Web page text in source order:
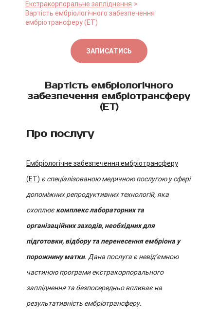
Екстракорпоральне запліднення
Вартість ембріологічного забезпечення
ембріотрансферу (ЕТ)
ЗАПИСАТИСЬ
Вартість ембріологічного
забезпечення ембріотрансферу
(ЕТ)
Про послугу
Ембріологічне забезпечення ембріотрансферу
(ЕТ) є спеціалізованою медичною послугою у сфері
допоміжних репродуктивних технологій, яка
охоплюєкомплекс лабораторних та
організаційних заходів, необхідних для
підготовки, відбору та перенесення ембріона у
порожнину матки. Дана послуга є невід’ємною
частиною програми екстракорпорального
запліднення та безпосередньо впливає на
результативність ембріотрансферу.